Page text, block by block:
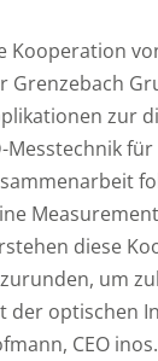
Kooperation
Grenzebach
zur
Messtechnik
diese
um
der optischen
CEO inos.